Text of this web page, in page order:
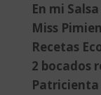
En mi Salsa
Miss
Recetas
2 bocados
Patricienta